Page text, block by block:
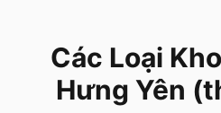
Các Loại
Hưng Yên